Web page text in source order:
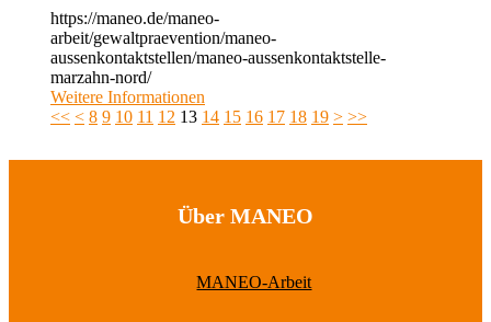
https://maneo.de/maneo-
arbeit/gewaltpraevention/maneo-
aussenkontaktstellen/maneo-aussenkontaktstelle-
marzahn-nord/
Weitere Informationen
<< < 8 9 10 11 12 13 14 15 16 17 18 19 > >>
Über MANEO
MANEO-Arbeit